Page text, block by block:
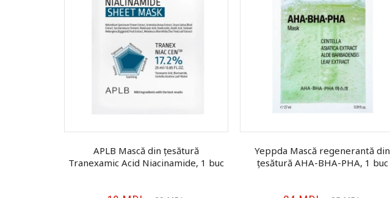
APLB Mască din țesătură
Tranexamic Acid Niacinamide, 1 buc
Yeppda Mască regenerantă din
țesătură AHA-BHA-PHA, 1 buc